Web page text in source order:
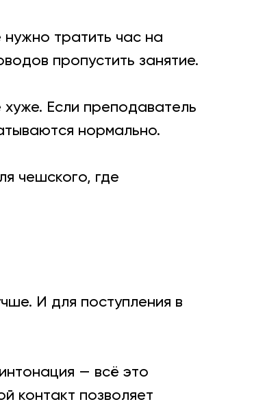
тратить час на
пропустить занятие.
хуже. Если преподаватель
нормально.
чешского, где
И для поступления в
— всё это
контакт позволяет